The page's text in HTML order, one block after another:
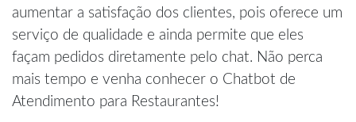
aumentar a satisfação dos clientes, pois oferece um
serviço de qualidade e ainda permite que eles
façam pedidos diretamente pelo chat. Não perca
mais tempo e venha conhecer o Chatbot de
Atendimento para Restaurantes!